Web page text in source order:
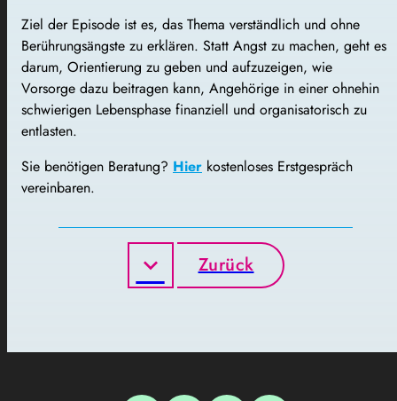
Ziel der Episode ist es, das Thema verständlich und ohne
Berührungsängste zu erklären. Statt Angst zu machen, geht es
darum, Orientierung zu geben und aufzuzeigen, wie
Vorsorge dazu beitragen kann, Angehörige in einer ohnehin
schwierigen Lebensphase finanziell und organisatorisch zu
entlasten.
Sie benötigen Beratung? Hier kostenloses Erstgespräch
vereinbaren.
Zurück